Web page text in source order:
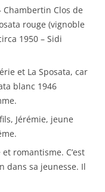
Chambertin Clos de
rouge (vignoble
1950 – Sidi
et La Sposata, car
blanc 1946
Jérémie, jeune
romantisme. C’est
dans sa jeunesse. Il